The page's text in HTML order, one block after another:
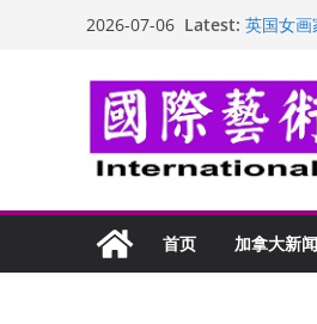
2026-07-06 Latest: 英国女画
苏方 ：“
“梵心”归
首页 加拿大新闻